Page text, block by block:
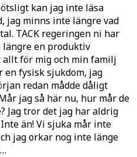
kan jag inte läsa
jag minns inte längre vad
TACK regeringen ni har
en produktiv
för mig och min familj
en fysisk sjukdom, jag
redan mådde dåligt
jag så här nu, hur mår de
Jag tror det jag har aldrig
än! Vi sjuka mår inte
jag orkar nog inte länge